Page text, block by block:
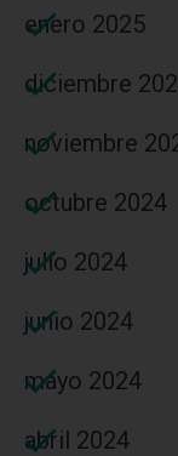
enero 2025
diciembre
noviembre
octubre 2024
julio 2024
junio 2024
mayo 2024
abril 2024